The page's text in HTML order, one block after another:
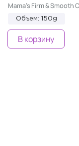
Mama’s Firm & Smooth
Объем: 150g
В корзину